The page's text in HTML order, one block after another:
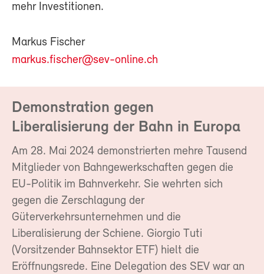
mehr Investitionen.
Markus Fischer
markus.fischer@sev-online.ch
Demonstration gegen
Liberalisierung der Bahn in Europa
Am 28. Mai 2024 demonstrierten mehre Tausend
Mitglieder von Bahngewerkschaften gegen die
EU-Politik im Bahnverkehr. Sie wehrten sich
gegen die Zerschlagung der
Güterverkehrsunternehmen und die
Liberalisierung der Schiene. Giorgio Tuti
(Vorsitzender Bahnsektor ETF) hielt die
Eröffnungsrede. Eine Delegation des SEV war an